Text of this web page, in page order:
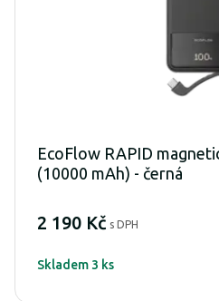
EcoFlow RAPID
(10000 mAh) - černá
2 190 Kč s DPH
Skladem 3 ks